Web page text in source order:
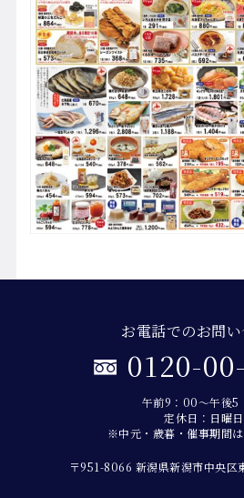
お電話でのお問
0120-
午前9：00～午後5
定休日：日曜日
※中元・歳暮・催事期間
〒951-8066 新潟県新潟市中央区